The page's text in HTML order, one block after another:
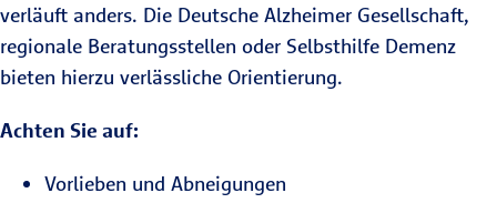
verläuft anders. Die Deutsche Alzheimer Gesellschaft,
regionale Beratungsstellen oder Selbsthilfe Demenz
bieten hierzu verlässliche Orientierung.
Achten Sie auf:
Vorlieben und Abneigungen